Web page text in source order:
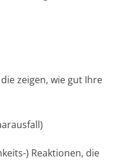
zeigen, wie gut Ihre
) Reaktionen, die